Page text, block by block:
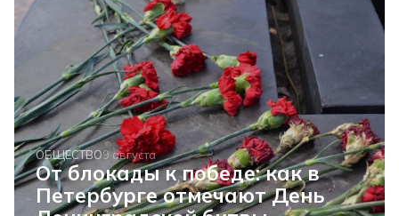
ОБЩЕСТВО9 августа
От блокады к победе: как в
Петербурге отмечают День